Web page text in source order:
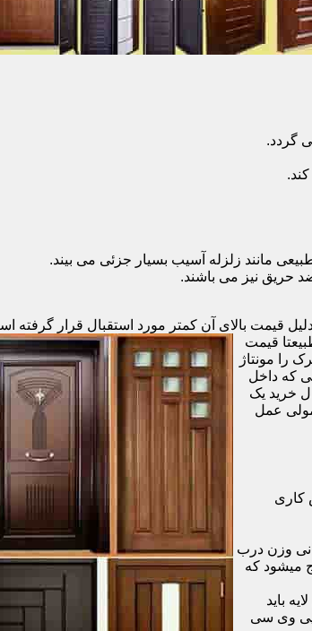
گردد.
مانند زلزله آسیب بسیار جزئی می بیند.
حریق نیز می باشند.
قیمت بالای آن کمتر مورد استقبال قرار گرفته
قیمت
را مونتاژ
که داخل
خرید یک
عمل
کاری
وزن درب
میشود که
باید
پی وی سی